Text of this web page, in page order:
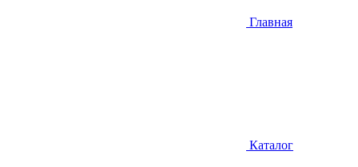
Главная
Каталог